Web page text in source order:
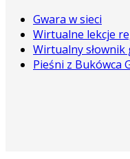
Gwara w sieci
Wirtualne lekcje
Wirtualny
Pieśni z Bukówca